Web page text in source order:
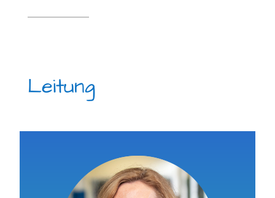
Leitung